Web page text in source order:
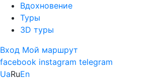
Вдохновение
Туры
3D туры
Вход Мой маршрут
facebook instagram telegram
UaRuEn